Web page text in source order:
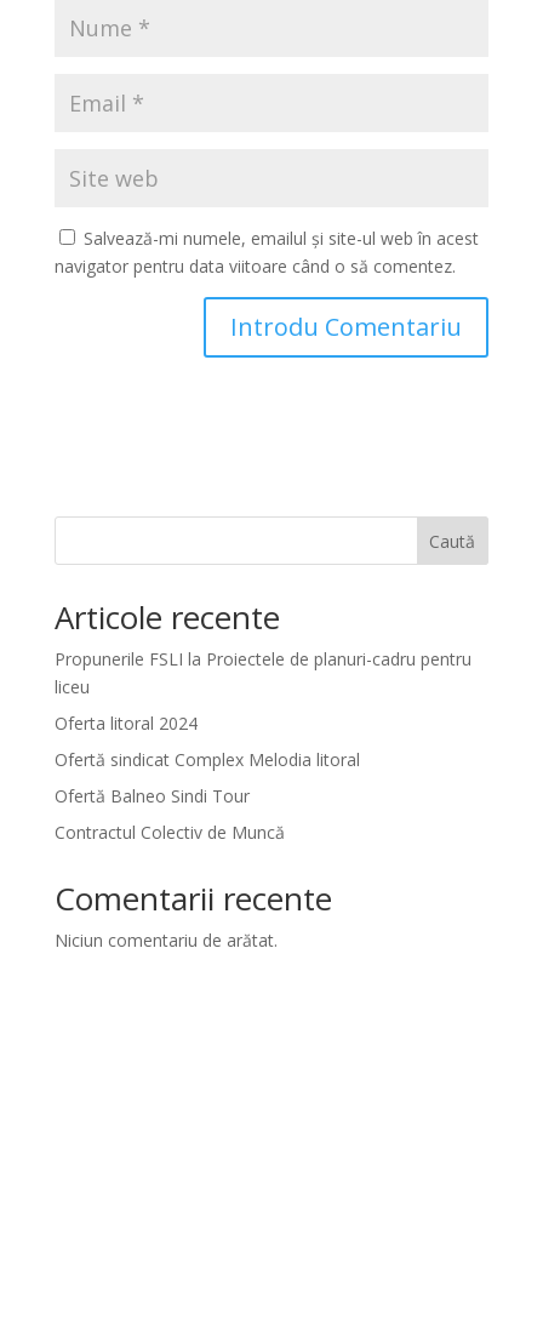
Salvează-mi numele, emailul și site-ul web în acest
navigator pentru data viitoare când o să comentez.
Caută
Articole recente
Propunerile FSLI la Proiectele de planuri-cadru pentru
liceu
Oferta litoral 2024
Ofertă sindicat Complex Melodia litoral
Ofertă Balneo Sindi Tour
Contractul Colectiv de Muncă
Comentarii recente
Niciun comentariu de arătat.